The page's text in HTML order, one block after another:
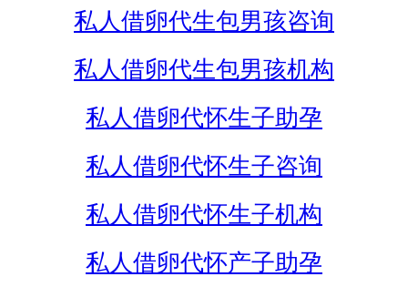
私人借卵代生包男孩咨询
私人借卵代生包男孩机构
私人借卵代怀生子助孕
私人借卵代怀生子咨询
私人借卵代怀生子机构
私人借卵代怀产子助孕